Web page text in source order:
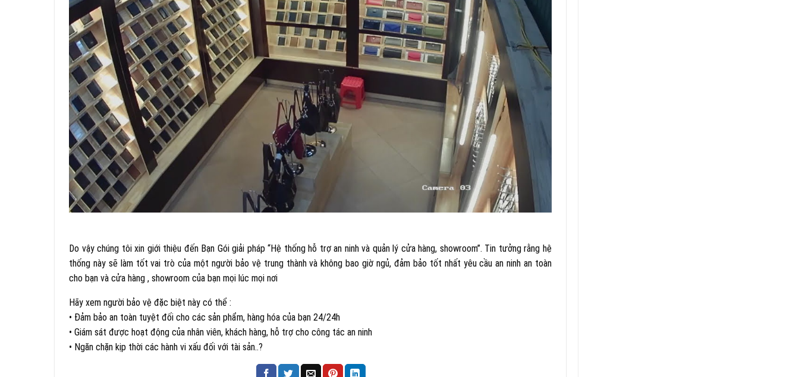
Do vậy chúng tôi xin giới thiệu đến Bạn Gói giải pháp “Hệ thống hỗ trợ an ninh và quản lý cửa hàng, showroom”. Tin tưởng rằng hệ
thống này sẽ làm tốt vai trò của một người bảo vệ trung thành và không bao giờ ngủ, đảm bảo tốt nhất yêu cầu an ninh an toàn
cho bạn và cửa hàng , showroom của bạn mọi lúc mọi nơi
Hãy xem người bảo vệ đặc biệt này có thể :
• Đảm bảo an toàn tuyệt đối cho các sản phẩm, hàng hóa của bạn 24/24h
• Giám sát được hoạt động của nhân viên, khách hàng, hỗ trợ cho công tác an ninh
• Ngăn chặn kịp thời các hành vi xấu đối với tài sản..?